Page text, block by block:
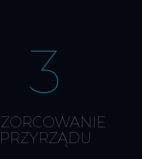
3
PRZYRZĄDU